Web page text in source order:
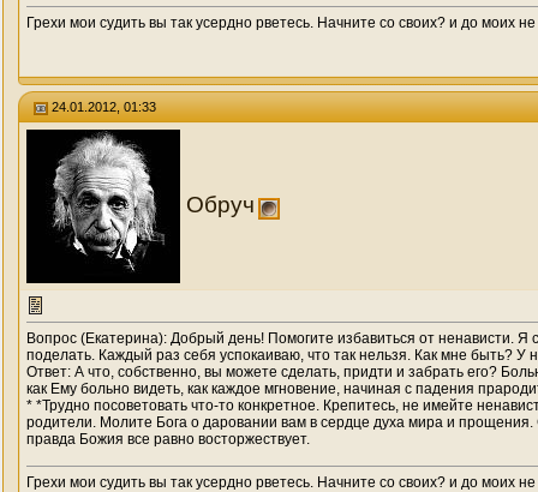
Грехи мои судить вы так усердно рветесь. Начните со своих? и до моих
24.01.2012, 01:33
Обруч
Вопрос (Екатерина): Добрый день! Помогите избавиться от ненависти.
поделать. Каждый раз себя успокаиваю, что так нельзя. Как мне быть? У
Ответ: А что, собственно, вы можете сделать, придти и забрать его?
как Ему больно видеть, как каждое мгновение, начиная с падения
* *Трудно посоветовать что-то конкретное. Крепитесь, не имейте
родители. Молите Бога о даровании вам в сердце духа мира и
правда Божия все равно восторжествует.
Грехи мои судить вы так усердно рветесь. Начните со своих? и до моих